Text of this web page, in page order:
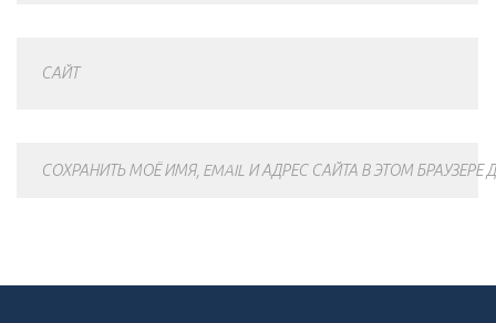
САЙТ
СОХРАНИТЬ МОЁ ИМЯ, EMAIL И АДРЕС САЙТА В ЭТОМ